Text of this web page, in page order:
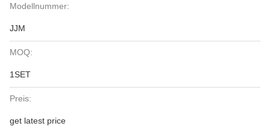
Modellnummer:
JJM
MOQ:
1SET
Preis:
get latest price